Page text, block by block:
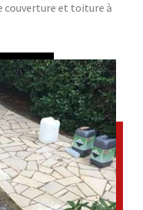
couverture et toiture à